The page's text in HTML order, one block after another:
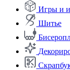
Игры и
Шитье